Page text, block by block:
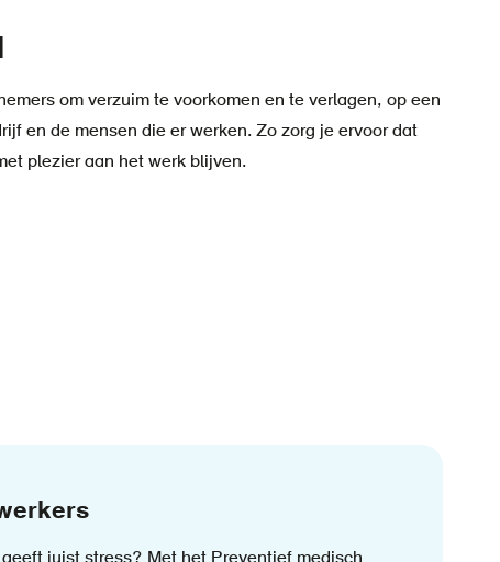
om verzuim te voorkomen en te verlagen, op een
en de mensen die er werken. Zo zorg je ervoor dat
plezier aan het werk blijven.